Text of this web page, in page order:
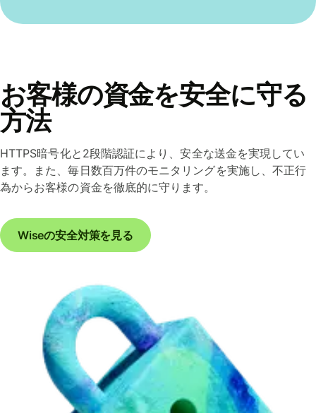
お客様の資金を安全に守る
方法
HTTPS暗号化と2段階認証により、安全な送金を実現してい
ます。また、毎日数百万件のモニタリングを実施し、不正行
為からお客様の資金を徹底的に守ります。
Wiseの安全対策を見る